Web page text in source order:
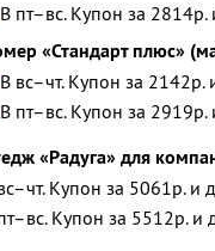
В пт–вс. Купон за
«Стандарт плюс»
В вс–чт. Купон за
В пт–вс. Купон за
«Радуга» для
Купон за 5061р. и
Купон за 5512р. и